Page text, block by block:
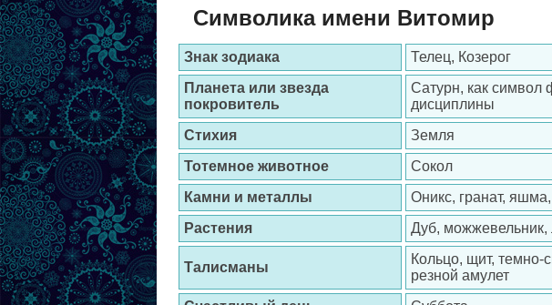
Символика имени Витомир
Знак зодиака
Телец, Козерог
Планета или звезда
покровитель
Сатурн, как
дисциплины
Стихия
Земля
Тотемное животное
Сокол
Камни и металлы
Оникс, гранат,
Растения
Дуб, можжевельник,
Талисманы
Кольцо, щит, темно-
резной амулет